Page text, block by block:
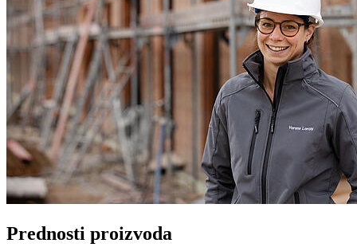
Prednosti proizvoda